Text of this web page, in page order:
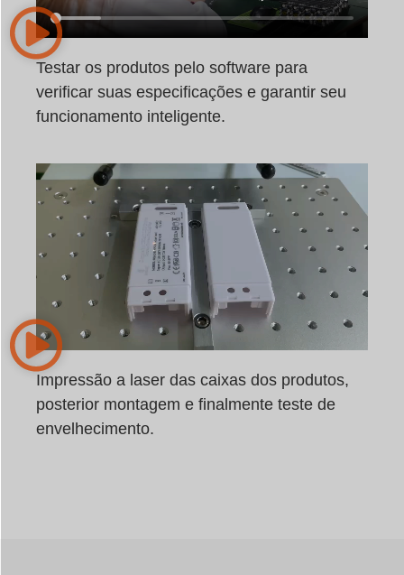
Testar os produtos pelo software para
verificar suas especificações e garantir seu
funcionamento inteligente.
Impressão a laser das caixas dos produtos,
posterior montagem e finalmente teste de
envelhecimento.